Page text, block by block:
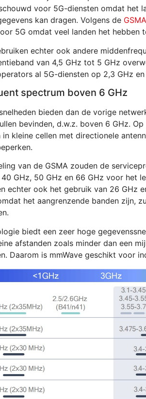
voor 5G-diensten omdat het
kan dragen. Volgens de GSMA
5G omdat veel landen het hebben
echter ook andere
van 4,5 GHz tot 5 GHz
al 5G-diensten op 2,3 GHz
spectrum boven 6 GHz
bieden dan de vorige
bevinden, d.w.z. boven 6 GHz.
kleine cellen met directionele
van de GSMA zouden de
GHz, 50 GHz en 66 GHz voor het
echter ook het gebruik van 26 GHz
het aangrenzende banden zijn,
biedt een zeer hoge
afstanden zoals minder dan een
Daarom is mmWave geschikt voor